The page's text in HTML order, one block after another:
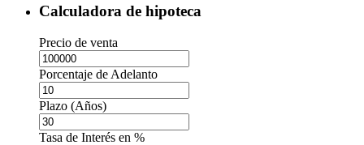
Calculadora de hipoteca
Precio de venta
Porcentaje de Adelanto
Plazo (Años)
Tasa de Interés en %